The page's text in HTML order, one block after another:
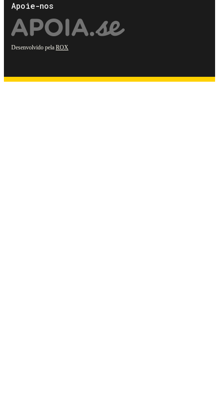
Apoie-nos
Desenvolvido pela ROX